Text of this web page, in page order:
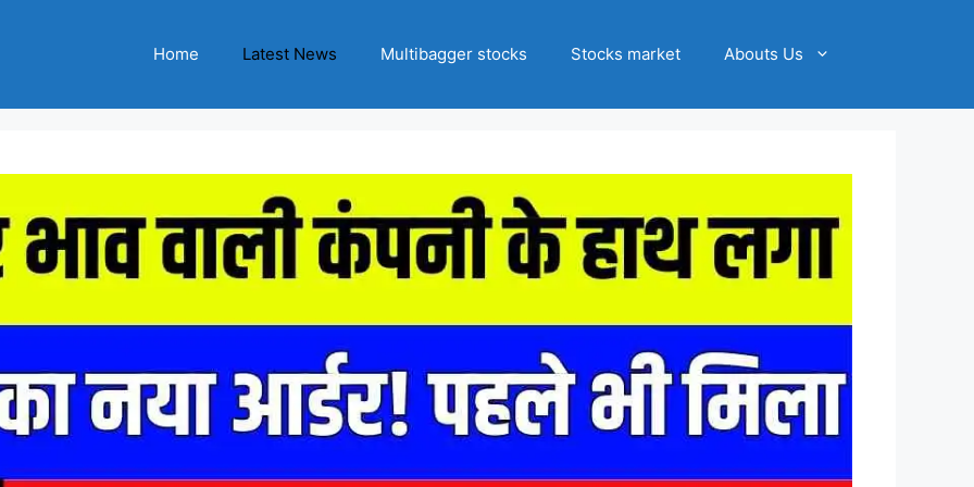
Home Latest News Multibagger stocks Stocks market Abouts Us